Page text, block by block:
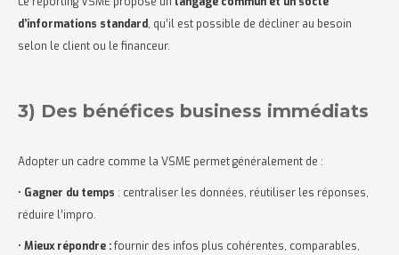
d’informations standard, qu’il est possible de décliner au besoin
selon le client ou le financeur.
3) Des bénéfices business immédiats
Adopter un cadre comme la VSME permet généralement de :
• Gagner du temps : centraliser les données, réutiliser les réponses,
réduire l’impro.
• Mieux répondre :fournir des infos plus cohérentes, comparables,